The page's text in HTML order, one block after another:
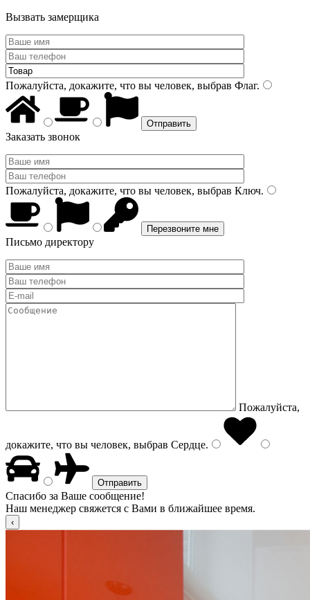
Вызвать замерщика
Пожалуйста, докажите, что вы человек, выбрав Флаг.
Заказать звонок
Пожалуйста, докажите, что вы человек, выбрав Ключ.
Письмо директору
Пожалуйста,
докажите, что вы человек, выбрав Сердце.
Спасибо за Ваше сообщение!
Наш менеджер свяжется с Вами в ближайшее время.